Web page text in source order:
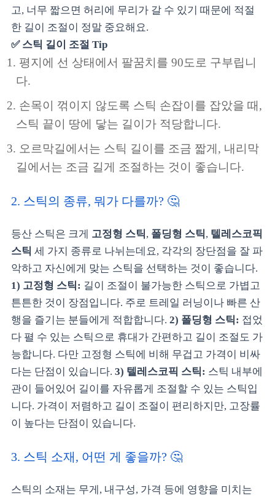
고, 너무 짧으면 허리에 무리가 갈 수 있기 때문에 적절
한 길이 조절이 정말 중요해요.
✅ 스틱 길이 조절 Tip
평지에 선 상태에서 팔꿈치를 90도로 구부립니
다.
손목이 꺾이지 않도록 스틱 손잡이를 잡았을 때,
스틱 끝이 땅에 닿는 길이가 적당합니다.
오르막길에서는 스틱 길이를 조금 짧게, 내리막
길에서는 조금 길게 조절하는 것이 좋습니다.
2. 스틱의 종류, 뭐가 다를까? 🤔
등산 스틱은 크게 고정형 스틱, 폴딩형 스틱, 텔레스코픽
스틱 세 가지 종류로 나뉘는데요, 각각의 장단점을 잘 파
악하고 자신에게 맞는 스틱을 선택하는 것이 좋습니다.
1) 고정형 스틱: 길이 조절이 불가능한 스틱으로 가볍고
튼튼한 것이 장점입니다. 주로 트레일 러닝이나 빠른 산
행을 즐기는 분들에게 적합합니다. 2) 폴딩형 스틱: 접었
다 펼 수 있는 스틱으로 휴대가 간편하고 길이 조절도 가
능합니다. 다만 고정형 스틱에 비해 무겁고 가격이 비싸
다는 단점이 있습니다. 3) 텔레스코픽 스틱: 스틱 내부에
관이 들어있어 길이를 자유롭게 조절할 수 있는 스틱입
니다. 가격이 저렴하고 길이 조절이 편리하지만, 고장률
이 높다는 단점이 있습니다.
3. 스틱 소재, 어떤 게 좋을까? 🤔
스틱의 소재는 무게, 내구성, 가격 등에 영향을 미치는